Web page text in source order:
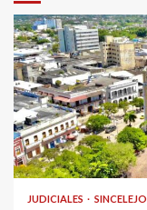
1 min read
JUDICIALES SINCELEJO